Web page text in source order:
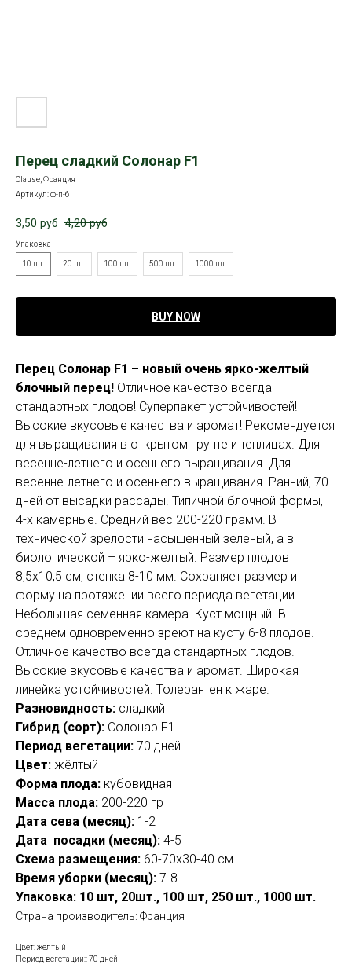
Перец сладкий Солонар F1
Clause, Франция
Артикул:ф-п-6
3,50 руб 4,20 руб
Упаковка
10 шт. 20 шт. 100 шт. 500 шт. 1000 шт.
BUY NOW
Перец Солонар F1 – новый очень ярко-желтый
блочный перец! Отличное качество всегда
стандартных плодов! Суперпакет устойчивостей!
Высокие вкусовые качества и аромат! Рекомендуется
для выращивания в открытом грунте и теплицах. Для
весенне-летнего и осеннего выращивания. Для
весенне-летнего и осеннего выращивания. Ранний, 70
дней от высадки рассады. Типичной блочной формы,
4-х камерные. Средний вес 200-220 грамм. В
технической зрелости насыщенный зеленый, а в
биологической – ярко-желтый. Размер плодов
8,5х10,5 см, стенка 8-10 мм. Сохраняет размер и
форму на протяжении всего периода вегетации.
Небольшая семенная камера. Куст мощный. В
среднем одновременно зреют на кусту 6-8 плодов.
Отличное качество всегда стандартных плодов.
Высокие вкусовые качества и аромат. Широкая
линейка устойчивостей. Толерантен к жаре.
Разновидность: сладкий
Гибрид (сорт): Солонар F1
Период вегетации: 70 дней
Цвет: жёлтый
Форма плода: кубовидная
Масса плода: 200-220 гр
Дата сева (месяц): 1-2
Дата посадки (месяц): 4-5
Схема размещения: 60-70х30-40 см
Время уборки (месяц): 7-8
Упаковка: 10 шт, 20шт., 100 шт, 250 шт., 1000 шт.
Страна производитель: Франция
Цвет: желтый
Период вегетации:: 70 дней